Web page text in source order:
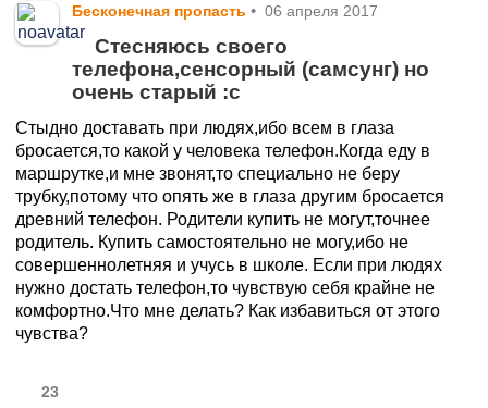
Бесконечная пропасть • 06 апреля 2017
Стесняюсь своего
телефона,сенсорный (самсунг) но
очень старый :с
Стыдно доставать при людях,ибо всем в глаза
бросается,то какой у человека телефон.Когда еду в
маршрутке,и мне звонят,то специально не беру
трубку,потому что опять же в глаза другим бросается
древний телефон. Родители купить не могут,точнее
родитель. Купить самостоятельно не могу,ибо не
совершеннолетняя и учусь в школе. Если при людях
нужно достать телефон,то чувствую себя крайне не
комфортно.Что мне делать? Как избавиться от этого
чувства?
23